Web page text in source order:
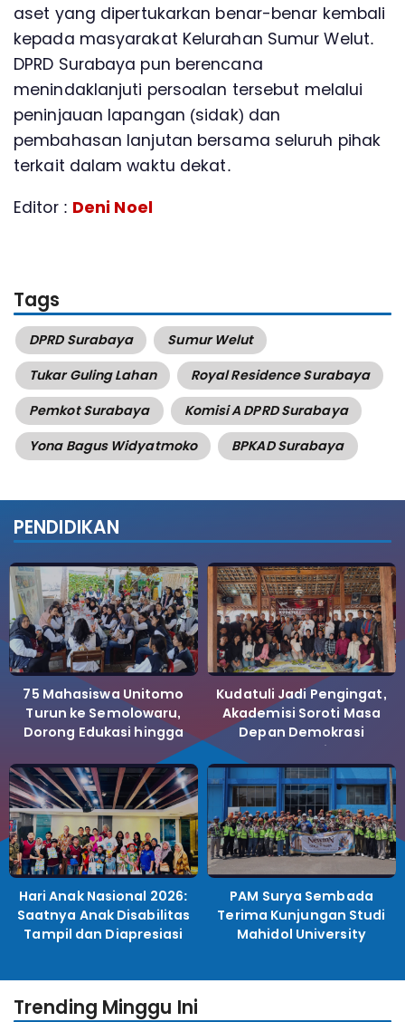
aset yang dipertukarkan benar-benar kembali
kepada masyarakat Kelurahan Sumur Welut.
DPRD Surabaya pun berencana
menindaklanjuti persoalan tersebut melalui
peninjauan lapangan (sidak) dan
pembahasan lanjutan bersama seluruh pihak
terkait dalam waktu dekat.
Editor : Deni Noel
Tags
DPRD Surabaya
Sumur Welut
Tukar Guling Lahan
​Royal Residence Surabaya
Pemkot Surabaya
Komisi A DPRD Surabaya
Yona Bagus Widyatmoko
​BPKAD Surabaya
PENDIDIKAN
75 Mahasiswa Unitomo
Turun ke Semolowaru,
Dorong Edukasi hingga
Kudatuli Jadi Pengingat,
Akademisi Soroti Masa
Depan Demokrasi
Indonesia
Hari Anak Nasional 2026:
Saatnya Anak Disabilitas
Tampil dan Diapresiasi
PAM Surya Sembada
Terima Kunjungan Studi
Mahidol University
Trending Minggu Ini